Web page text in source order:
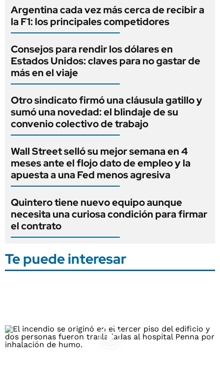
Argentina cada vez más cerca de recibir a
la F1: los principales competidores
Consejos para rendir los dólares en
Estados Unidos: claves para no gastar de
más en el viaje
Otro sindicato firmó una cláusula gatillo y
sumó una novedad: el blindaje de su
convenio colectivo de trabajo
Wall Street selló su mejor semana en 4
meses ante el flojo dato de empleo y la
apuesta a una Fed menos agresiva
Quintero tiene nuevo equipo aunque
necesita una curiosa condición para firmar
el contrato
Te puede interesar